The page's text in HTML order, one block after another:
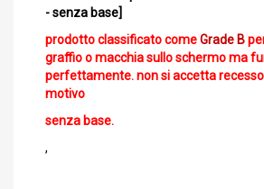
- senza base]
prodotto classificato comeGrade B
graffio o macchia sullo schermo ma
perfettamente. non si accetta
motivo
senza base.
,